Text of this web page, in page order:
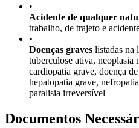
•
Acidente de qualquer
trabalho, de trajeto e
•
Doenças graves listadas na
tuberculose ativa, neoplasia
cardiopatia grave, doença
hepatopatia grave,
paralisia irreversível
Documentos